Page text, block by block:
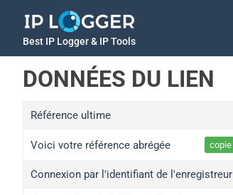
Best IP Logger & IP Tools
DONNÉES DU LIEN
Référence ultime
Voici votre référence abrégée copie
Connexion par l'identifiant de l'enregistreur